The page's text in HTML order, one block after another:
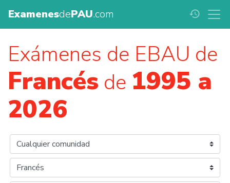
ExamenesdePAU.com history
Exámenes de EBAU de
Francés de 1995 a
2026